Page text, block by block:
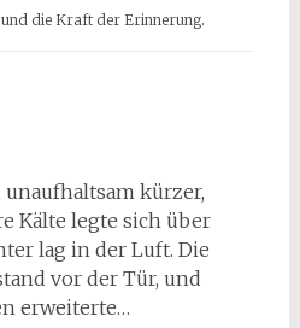
die Kraft der Erinnerung.
unaufhaltsam kürzer,
Kälte legte sich über
lag in der Luft. Die
vor der Tür, und
erweiterte…